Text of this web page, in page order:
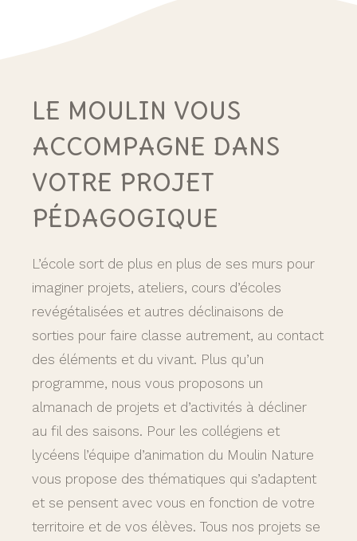
LE MOULIN VOUS
ACCOMPAGNE DANS
VOTRE PROJET
PÉDAGOGIQUE
L’école sort de plus en plus de ses murs pour
imaginer projets, ateliers, cours d’écoles
revégétalisées et autres déclinaisons de
sorties pour faire classe autrement, au contact
des éléments et du vivant. Plus qu’un
programme, nous vous proposons un
almanach de projets et d’activités à décliner
au fil des saisons. Pour les collégiens et
lycéens l’équipe d’animation du Moulin Nature
vous propose des thématiques qui s’adaptent
et se pensent avec vous en fonction de votre
territoire et de vos élèves. Tous nos projets se